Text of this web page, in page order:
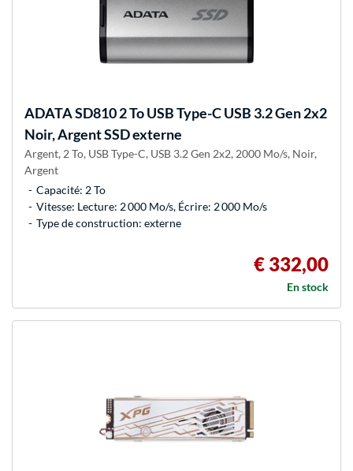
ADATASD810 2 To USB Type-C USB 3.2 Gen 2x2
Noir, Argent SSD externe
Argent, 2 To, USB Type-C, USB 3.2 Gen 2x2, 2000 Mo/s, Noir,
Argent
Capacité: 2 To
Vitesse: Lecture: 2 000 Mo/s, Écrire: 2 000 Mo/s
Type de construction: externe
€ 332,00
En stock